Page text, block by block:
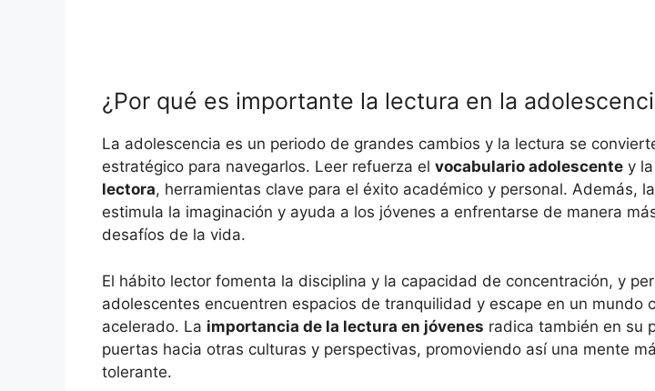
¿Por qué es importante la lectura en la
La adolescencia es un periodo de grandes cambios y la lectura se
estratégico para navegarlos. Leer refuerza el vocabulario adolescente y la
lectora, herramientas clave para el éxito académico y personal. Además, la
estimula la imaginación y ayuda a los jóvenes a enfrentarse de manera
desafíos de la vida.
El hábito lector fomenta la disciplina y la capacidad de concentración, y
adolescentes encuentren espacios de tranquilidad y escape en un mundo
acelerado. La importancia de la lectura en jóvenes radica también en su
puertas hacia otras culturas y perspectivas, promoviendo así una mente
tolerante.